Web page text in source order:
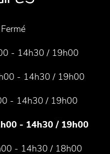
Fermé
- 14h30 / 19h00
- 14h30 / 19h00
- 14h30 / 19h00
- 14h30 / 19h00
- 14h30 / 18h00